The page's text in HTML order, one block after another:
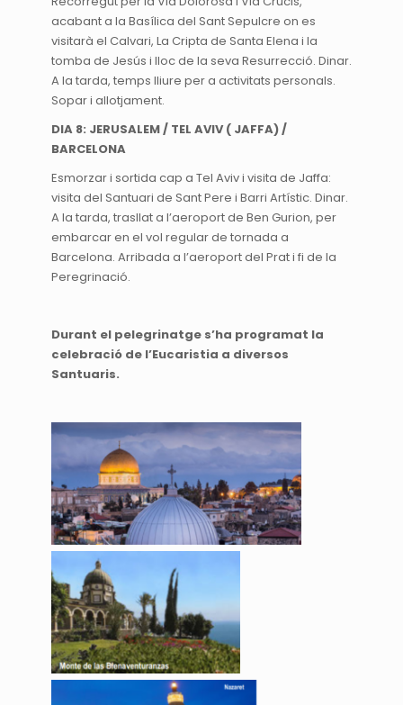
acabant a la Basílica del Sant Sepulcre on es
visitarà el Calvari, La Cripta de Santa Elena i la
tomba de Jesús i lloc de la seva Resurrecció. Dinar.
A la tarda, temps lliure per a activitats personals.
Sopar i allotjament.
DIA 8: JERUSALEM / TEL AVIV ( JAFFA) /
BARCELONA
Esmorzar i sortida cap a Tel Aviv i visita de Jaffa:
visita del Santuari de Sant Pere i Barri Artístic. Dinar.
A la tarda, trasllat a l’aeroport de Ben Gurion, per
embarcar en el vol regular de tornada a
Barcelona. Arribada a l’aeroport del Prat i fi de la
Peregrinació.
Durant el pelegrinatge s’ha programat la
celebració de l’Eucaristia a diversos
Santuaris.